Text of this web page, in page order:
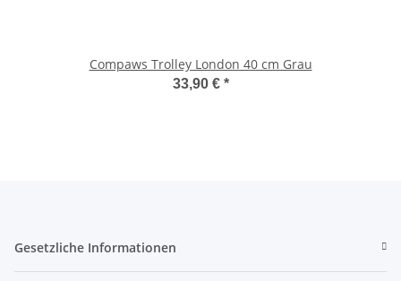
Compaws Trolley London 40 cm Grau
33,90 € *
Gesetzliche Informationen